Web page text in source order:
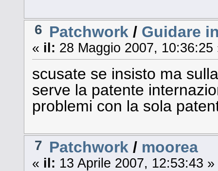
6 Patchwork / Guidare
« il: 28 Maggio 2007, 10:36:25
scusate se insisto ma
serve la patente
problemi con la sola
7 Patchwork / moorea
« il: 13 Aprile 2007, 12:53:43 »